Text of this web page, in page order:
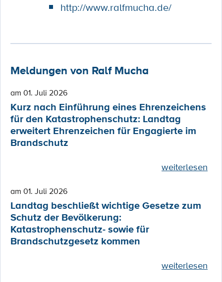
http://www.ralfmucha.de/
Meldungen von Ralf Mucha
am 01. Juli 2026
Kurz nach Einführung eines Ehrenzeichens
für den Katastrophenschutz: Landtag
erweitert Ehrenzeichen für Engagierte im
Brandschutz
weiterlesen
am 01. Juli 2026
Landtag beschließt wichtige Gesetze zum
Schutz der Bevölkerung:
Katastrophenschutz- sowie für
Brandschutzgesetz kommen
weiterlesen